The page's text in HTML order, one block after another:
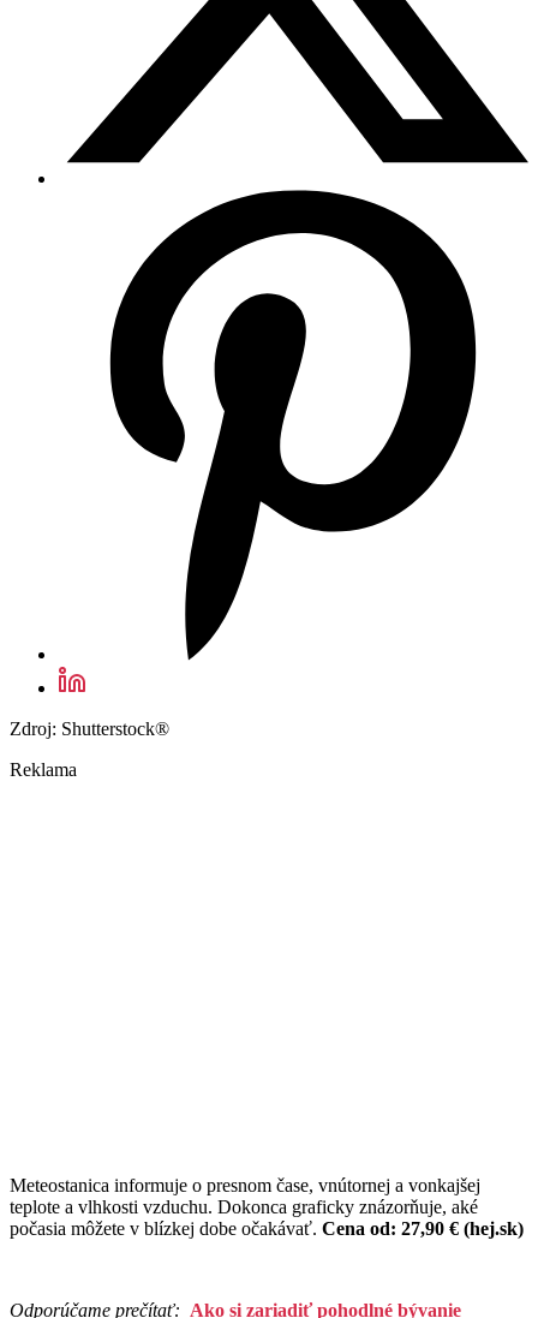
Zdroj: Shutterstock®
Reklama
Meteostanica informuje o presnom čase, vnútornej a vonkajšej
teplote a vlhkosti vzduchu. Dokonca graficky znázorňuje, aké
počasia môžete v blízkej dobe očakávať. Cena od: 27,90 € (hej.sk)
Odporúčame prečítať: Ako si zariadiť pohodlné bývanie